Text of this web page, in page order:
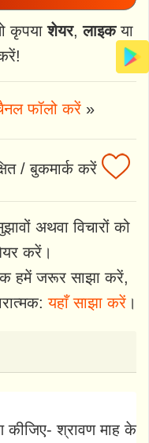
कृपयाशेयर,लाइकया
फॉलो करें»
/ बुकमार्क करें
अथवा विचारों को
करें।
हमें जरूर साझा करें,
यहाँ साझा करें।
श्रावण माह के